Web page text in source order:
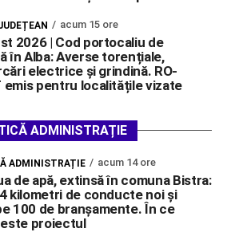
acum 15 ore
2026 | Cod portocaliu de
în Alba: Averse torențiale,
electrice și grindină. RO-
emis pentru localitățile vizate
ADMINISTRAȚIE
ADMINISTRAȚIE acum 14 ore
de apă, extinsă în comuna Bistra:
kilometri de conducte noi și
100 de branșamente. În ce
proiectul